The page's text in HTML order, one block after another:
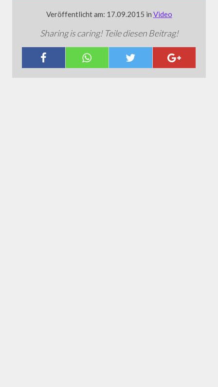
Veröffentlicht am: 17.09.2015 in Video
Sharing is caring! Teile diesen Beitrag!